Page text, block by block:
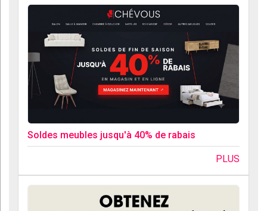
Soldes meubles jusqu'à 40% de rabais
PLUS